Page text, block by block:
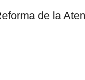
de la